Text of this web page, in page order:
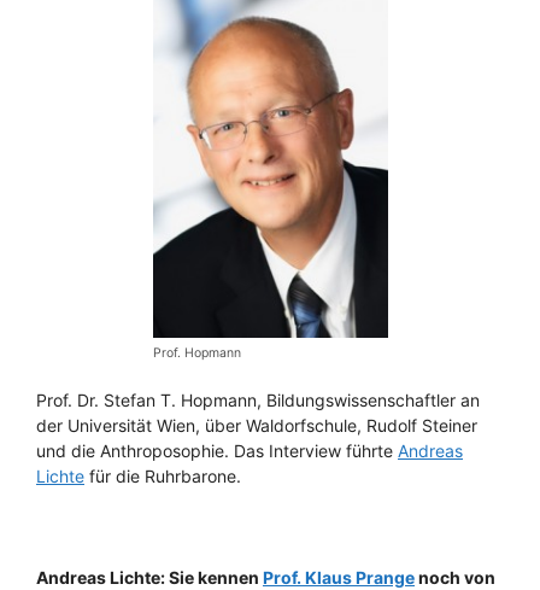
Prof. Hopmann
Prof. Dr. Stefan T. Hopmann, Bildungswissenschaftler an
der Universität Wien, über Waldorfschule, Rudolf Steiner
und die Anthroposophie. Das Interview führte Andreas
Lichte für die Ruhrbarone.
Andreas Lichte: Sie kennen Prof. Klaus Prangenoch von